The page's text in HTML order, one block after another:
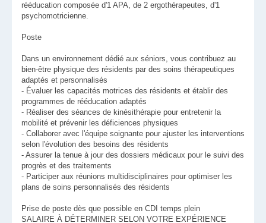
rééducation composée d'1 APA, de 2 ergothérapeutes, d'1
psychomotricienne.
Poste
Dans un environnement dédié aux séniors, vous contribuez au
bien-être physique des résidents par des soins thérapeutiques
adaptés et personnalisés
- Évaluer les capacités motrices des résidents et établir des
programmes de rééducation adaptés
- Réaliser des séances de kinésithérapie pour entretenir la
mobilité et prévenir les déficiences physiques
- Collaborer avec l'équipe soignante pour ajuster les interventions
selon l'évolution des besoins des résidents
- Assurer la tenue à jour des dossiers médicaux pour le suivi des
progrès et des traitements
- Participer aux réunions multidisciplinaires pour optimiser les
plans de soins personnalisés des résidents
Prise de poste dès que possible en CDI temps plein
SALAIRE À DÉTERMINER SELON VOTRE EXPÉRIENCE